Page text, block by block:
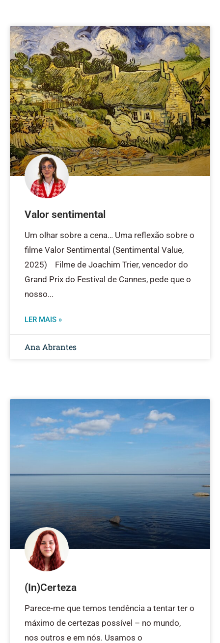
Valor sentimental
Um olhar sobre a cena… Uma reflexão sobre o
filme Valor Sentimental (Sentimental Value,
2025) Filme de Joachim Trier, vencedor do
Grand Prix do Festival de Cannes, pede que o
nosso
LER MAIS »
Ana Abrantes
(In)Certeza
Parece-me que temos tendência a tentar ter o
máximo de certezas possível – no mundo,
nos outros e em nós. Usamos o